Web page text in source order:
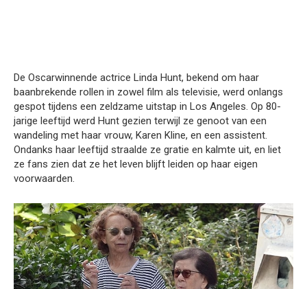
De Oscarwinnende actrice Linda Hunt, bekend om haar
baanbrekende rollen in zowel film als televisie, werd onlangs
gespot tijdens een zeldzame uitstap in Los Angeles. Op 80-
jarige leeftijd werd Hunt gezien terwijl ze genoot van een
wandeling met haar vrouw, Karen Kline, en een assistent.
Ondanks haar leeftijd straalde ze gratie en kalmte uit, en liet
ze fans zien dat ze het leven blijft leiden op haar eigen
voorwaarden.